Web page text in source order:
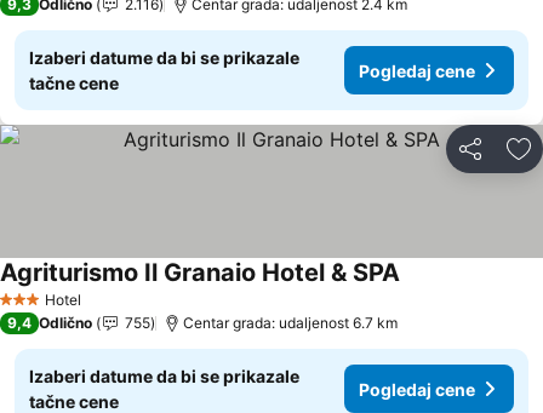
9,3 Odlično 2.116 Centar grada: udaljenost 2.4 km
Izaberi datume da bi se prikazale
tačne cene
Pogledaj cene
Deli
3 Zvezdice
Hotel
Agriturismo Il Granaio Hotel & SPA
9,4 Odlično 755 Centar grada: udaljenost 6.7 km
Izaberi datume da bi se prikazale
tačne cene
Pogledaj cene